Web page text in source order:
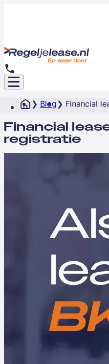
Blog Financial
Financial
registratie